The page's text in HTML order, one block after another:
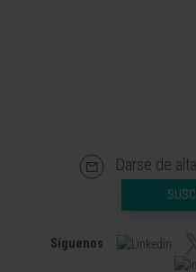
Darse de
Síguenos